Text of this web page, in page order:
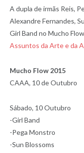
A dupla de irmãs Reis,
Alexandre Fernandes,
Girl Band no Mucho
Assuntos da Arte e da
Mucho Flow 2015
CAAA, 10 de Outubro
Sábado, 10 Outubro
-Girl Band
-Pega Monstro
-Sun Blossoms